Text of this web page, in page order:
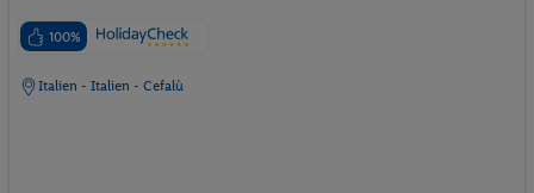
100%
Italien - Italien - Cefalù